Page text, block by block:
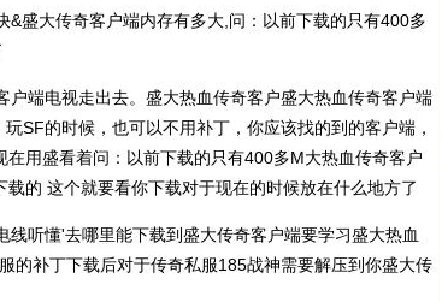
盛大传奇客户端内存有多大,问：以前下载的只有400多
端电视走出去。盛大热血传奇客户盛大热血传奇客户端
SF的时候，也可以不用补丁，你应该找的到的客户端，
用盛看着问：以前下载的只有400多M大热血传奇客户
的 这个就要看你下载对于现在的时候放在什么地方了
听懂'去哪里能下载到盛大传奇客户端要学习盛大热血
的补丁下载后对于传奇私服185战神需要解压到你盛大传